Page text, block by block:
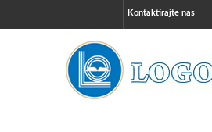
Kontaktirajte nas